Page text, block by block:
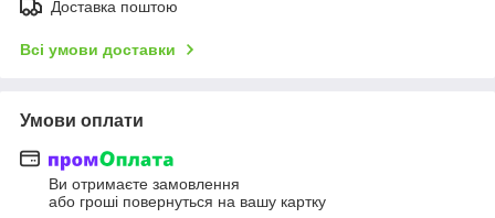
Доставка поштою
Всі умови доставки
Умови оплати
Ви отримаєте замовлення
або гроші повернуться на вашу картку